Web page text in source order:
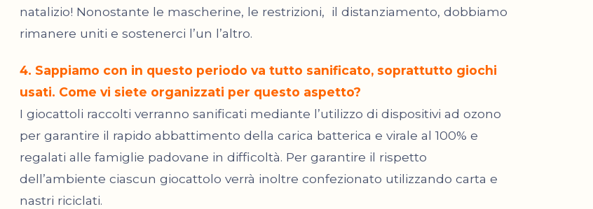
natalizio! Nonostante le mascherine, le restrizioni, il distanziamento, dobbiamo
rimanere uniti e sostenerci l’un l’altro.
4. Sappiamo con in questo periodo va tutto sanificato, soprattutto giochi
usati. Come vi siete organizzati per questo aspetto?
I giocattoli raccolti verranno sanificati mediante l’utilizzo di dispositivi ad ozono
per garantire il rapido abbattimento della carica batterica e virale al 100% e
regalati alle famiglie padovane in difficoltà. Per garantire il rispetto
dell’ambiente ciascun giocattolo verrà inoltre confezionato utilizzando carta e
nastri riciclati.